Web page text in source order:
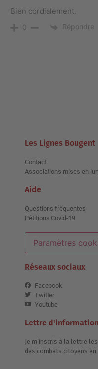
Bien cordialement.
0 Répondre
Les Lignes Bougent
Contact
Associations mises en
Aide
Questions fréquentes
Pétitions Covid-19
Paramètres
Réseaux sociaux
Facebook
Twitter
Youtube
Lettre d'information
Je m’inscris à la lettre
des combats citoyens en